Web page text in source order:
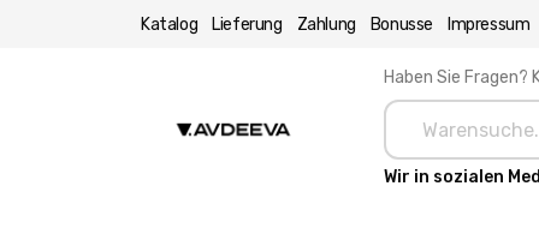
Katalog Lieferung Zahlung Bonusse Impressum
Haben Sie Fragen?
Wir in sozialen